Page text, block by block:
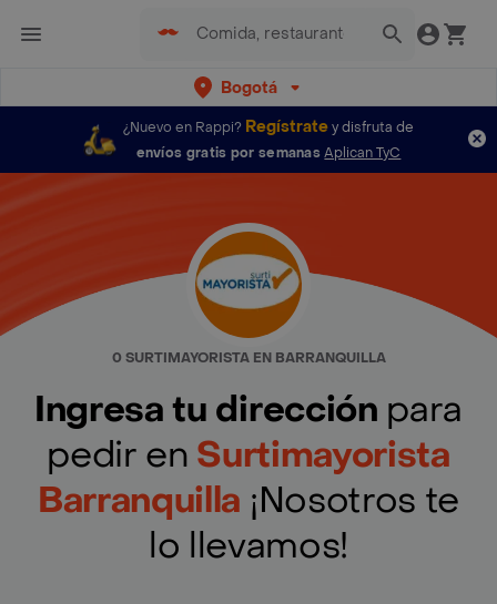
Bogotá
¿Nuevo en Rappi? Regístratey disfruta de
envíos gratis por semanas Aplican TyC
0 SURTIMAYORISTA EN BARRANQUILLA
Ingresa tu dirección para
pedir en Surtimayorista
Barranquilla ¡Nosotros te
lo llevamos!